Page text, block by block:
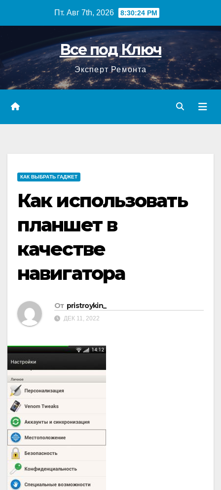
Пт. Авг 7th, 2026 8:30:25 PM
Все под Ключ
Эксперт Ремонта
КАК ВЫБРАТЬ ГАДЖЕТ
Как использовать
планшет в
качестве
навигатора
От pristroykin_
ДЕК 11, 2022